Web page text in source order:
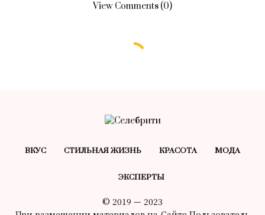
View Comments (0)
ВКУС СТИЛЬНАЯ ЖИЗНЬ КРАСОТA МОДА
ЭКСПЕРТЫ
© 2019 — 2023